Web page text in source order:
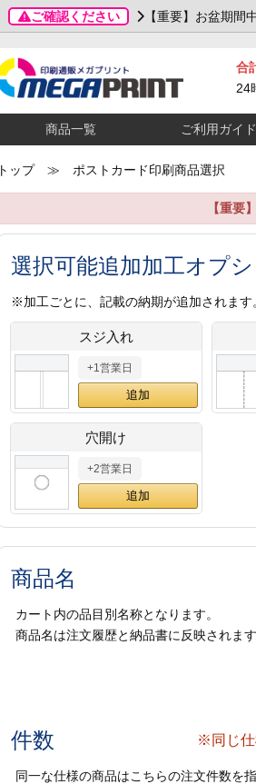
ご確認ください 【重要】お盆期間
合
24
商品一覧 ご利用ガイド
トップ≫ ポストカード印刷商品選択
【重要
選択可能追加加工オプ
※加工ごとに、記載の納期が追加されます
スジ入れ
+1営業日
穴開け
+2営業日
商品名
カート内の品目別名称となります。
商品名は注文履歴と納品書に反映されます
件数 ※同じ仕
同一な仕様の商品はこちらの注文件数を